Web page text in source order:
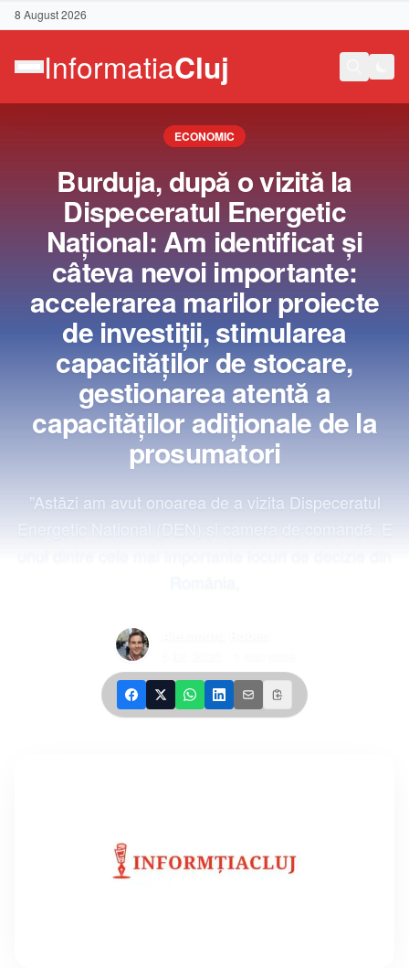
8 August 2026
Contact
ECONOMIC
Burduja, după o vizită la
Dispeceratul Energetic
Naţional: Am identificat şi
câteva nevoi importante:
accelerarea marilor proiecte
de investiţii, stimularea
capacităţilor de stocare,
gestionarea atentă a
capacităţilor adiţionale de la
prosumatori
”Astăzi am avut onoarea de a vizita Dispeceratul